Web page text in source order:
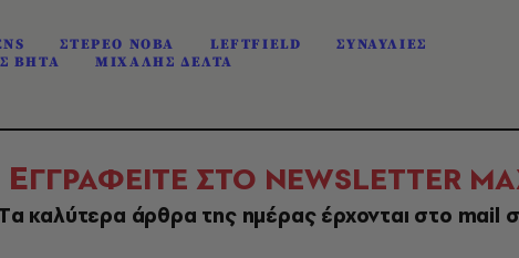
ΣΤΕΡΕΟ ΝΟΒΑ LEFTFIELD
ΣΥΝΑΥΛΙΕΣ
ΒΗΤΑ
ΜΙΧΑΛΗΣ ΔΕΛΤΑ
ΕΓΓΡΑΦΕΙΤΕ ΣΤΟ NEWSLETTER
Tα καλύτερα άρθρα της ημέρας έρχονται στο mail